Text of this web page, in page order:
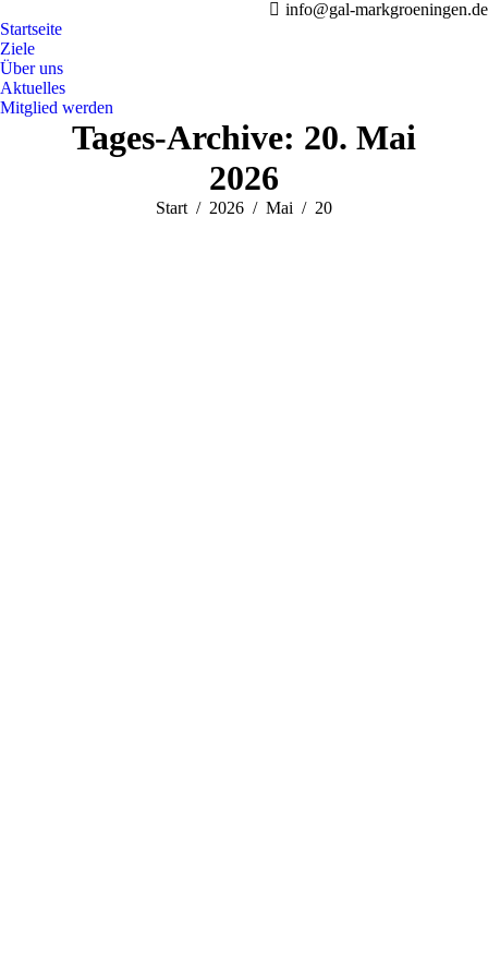
info@gal-markgroeningen.de
Startseite
Ziele
Über uns
Aktuelles
Mitglied werden
Tages-Archive: 20. Mai
2026
Sie befinden sich hier:
Start 2026 Mai 20